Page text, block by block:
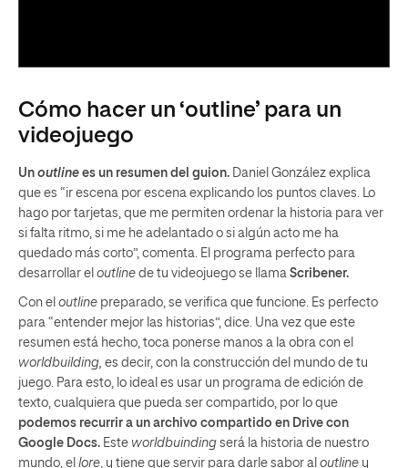
Cómo hacer un ‘outline’ para un
videojuego
Un outline es un resumen del guion. Daniel González explica
que es “ir escena por escena explicando los puntos claves. Lo
hago por tarjetas, que me permiten ordenar la historia para ver
si falta ritmo, si me he adelantado o si algún acto me ha
quedado más corto”, comenta. El programa perfecto para
desarrollar el outline de tu videojuego se llama Scribener.
Con el outline preparado, se verifica que funcione. Es perfecto
para “entender mejor las historias”, dice. Una vez que este
resumen está hecho, toca ponerse manos a la obra con el
worldbuilding, es decir, con la construcción del mundo de tu
juego. Para esto, lo ideal es usar un programa de edición de
texto, cualquiera que pueda ser compartido, por lo que
podemos recurrir a un archivo compartido en Drive con
Google Docs. Este worldbuinding será la historia de nuestro
mundo, el lore , y tiene que servir para darle sabor al outline y